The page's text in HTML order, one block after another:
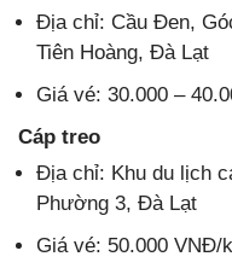
Địa chỉ: Cầu Đen,
Tiên Hoàng, Đà Lạt
Giá vé: 30.000 –
Cáp treo
Địa chỉ: Khu du lịch
Phường 3, Đà Lạt
Giá vé: 50.000 VNĐ/